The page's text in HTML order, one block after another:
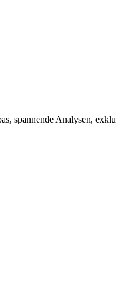
spannende Analysen,